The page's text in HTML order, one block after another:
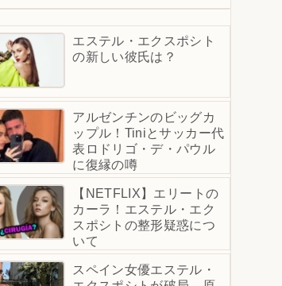
エステル・エクスポシト
の新しい彼氏は？
アルゼンチンのビッグカ
ップル！Tiniとサッカー代
表ロドリゴ・デ・パウル
に復縁の噂
【NETFLIX】エリートの
カーラ！エステル・エク
スポシトの整形疑惑につ
いて
スペイン女優エステル・